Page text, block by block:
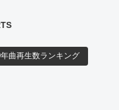
曲再生数ランキング